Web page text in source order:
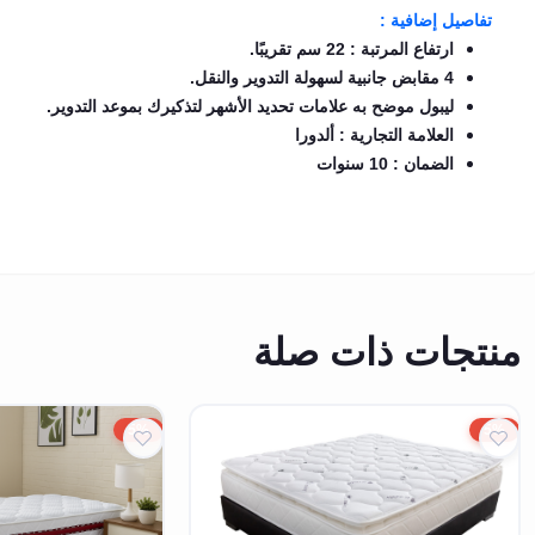
تفاصيل إضافية :
ارتفاع المرتبة : 22 سم تقريبًا.
4 مقابض جانبية لسهولة التدوير والنقل.
ليبول موضح به علامات تحديد الأشهر لتذكيرك بموعد التدوير.
العلامة التجارية : ألدورا
الضمان : 10 سنوات
منتجات ذات صلة
5%
5%